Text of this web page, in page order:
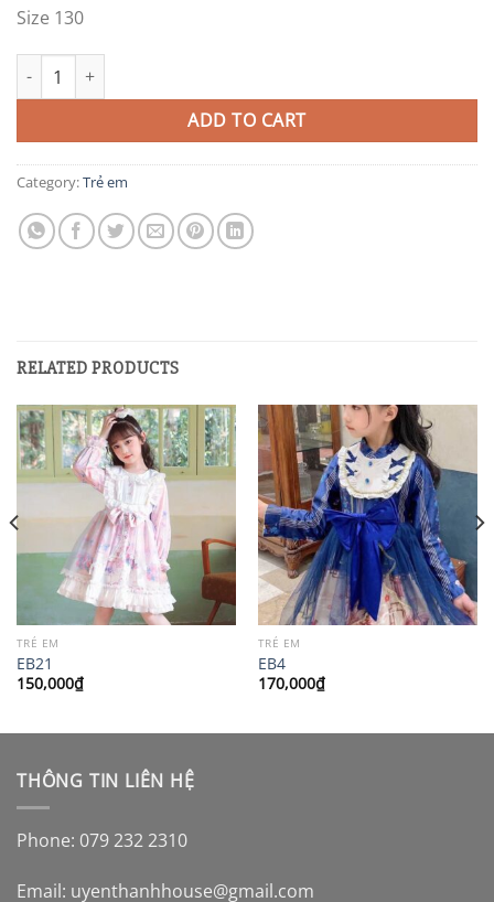
Size 130
EB5 quantity
ADD TO CART
Category:Trẻ em
RELATED PRODUCTS
TRẺ EM
EB21
150,000₫
TRẺ EM
EB4
170,000₫
THÔNG TIN LIÊN HỆ
Phone: 079 232 2310
Email: uyenthanhhouse@gmail.com